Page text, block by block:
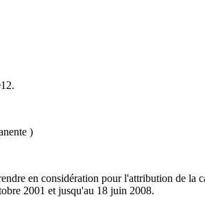
)
en considération pour l'attribution de la
2001 et jusqu'au 18 juin 2008.